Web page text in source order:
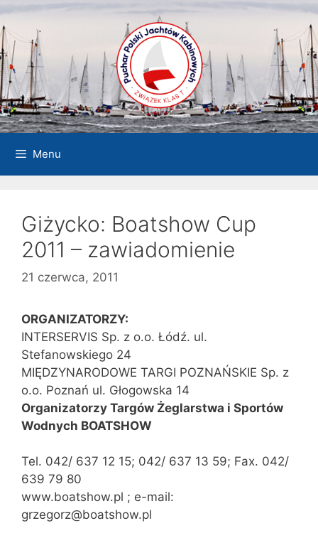
Przejdź
do
treści
Menu
Giżycko: Boatshow Cup
2011 – zawiadomienie
21 czerwca, 2011
ORGANIZATORZY:
INTERSERVIS Sp. z o.o. Łódź. ul.
Stefanowskiego 24
MIĘDZYNARODOWE TARGI POZNAŃSKIE Sp. z
o.o. Poznań ul. Głogowska 14
Organizatorzy Targów Żeglarstwa i Sportów
Wodnych BOATSHOW
Tel. 042/ 637 12 15; 042/ 637 13 59; Fax. 042/
639 79 80
www.boatshow.pl ; e-mail:
grzegorz@boatshow.pl